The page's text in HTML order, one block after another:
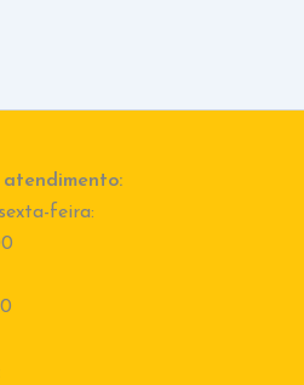
feira: